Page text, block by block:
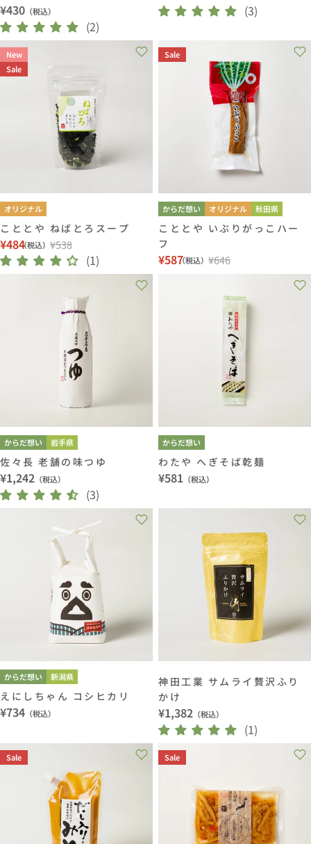
通
常
価
格
¥430 （税込）
(2)
ー
価
格
常
格
(3)
New
Sale
オリジナル
こととや ねばとろスープ
セ
ー
¥484（税込）
通
常
¥538
(1)
Sale
からだ想い オリジナル 秋田県
こととや いぶりがっこハー
フ
セ
¥587（税込）
通
¥646
からだ想い 岩手県
佐々長 老舗の味つゆ
通
常
価
¥1,242 （税込）
(3)
からだ想い
わたや へぎそば乾麺
通
価
¥581 （税込）
からだ想い 新潟県
えにしちゃん コシヒカリ
通
価
格
¥734 （税込）
神田工業 サムライ贅沢ふり
かけ
通
常
格
¥1,382 （税込）
(1)
Sale Sale